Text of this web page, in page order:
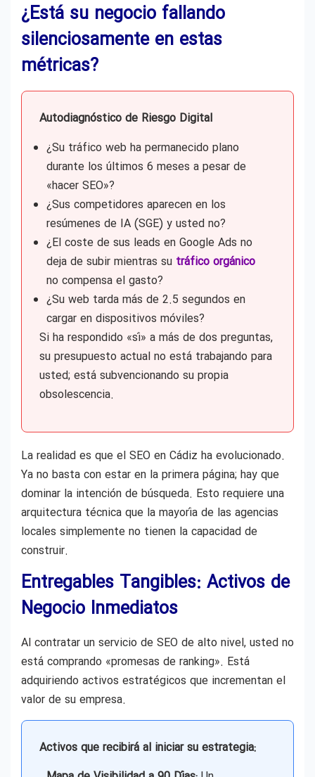
¿Está su negocio fallando
silenciosamente en estas
métricas?
Autodiagnóstico de Riesgo Digital
¿Su tráfico web ha permanecido plano
durante los últimos 6 meses a pesar de
«hacer SEO»?
¿Sus competidores aparecen en los
resúmenes de IA (SGE) y usted no?
¿El coste de sus leads en Google Ads no
deja de subir mientras su tráfico orgánico
no compensa el gasto?
¿Su web tarda más de 2.5 segundos en
cargar en dispositivos móviles?
Si ha respondido «sí» a más de dos preguntas,
su presupuesto actual no está trabajando para
usted; está subvencionando su propia
obsolescencia.
La realidad es que el SEO en Cádiz ha evolucionado.
Ya no basta con estar en la primera página; hay que
dominar la intención de búsqueda. Esto requiere una
arquitectura técnica que la mayoría de las agencias
locales simplemente no tienen la capacidad de
construir.
Entregables Tangibles: Activos de
Negocio Inmediatos
Al contratar un servicio de SEO de alto nivel, usted no
está comprando «promesas de ranking». Está
adquiriendo activos estratégicos que incrementan el
valor de su empresa.
Activos que recibirá al iniciar su estrategia: